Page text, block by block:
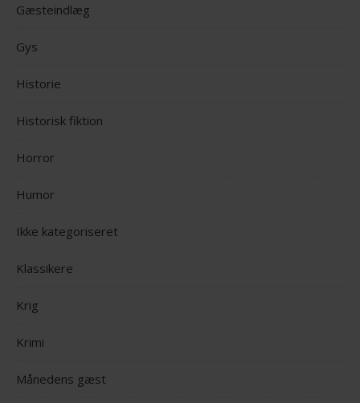
Gæsteindlæg
Gys
Historie
Historisk fiktion
Horror
Humor
Ikke kategoriseret
Klassikere
Krig
Krimi
Månedens gæst